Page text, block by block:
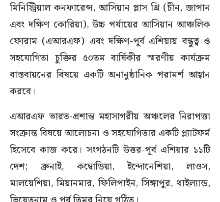
মিনিস্ট্রিয়াল কনফারেন্স, আসিয়ান প্লাস থ্রি (চীন, জাপান
এবং দক্ষিণ কোরিয়া), উচ্চ পর্যায়ের আসিয়ান আঞ্চলিক
ফোরাম (এআরএফ) এবং দক্ষিণ-পূর্ব এশিয়ায় বন্ধুত্ব ও
সহযোগিতা চুক্তির ৫০তম বার্ষিকীর স্মরণীয় কার্যক্রম
বাস্তবায়নের বিষয়ে একটি অনানুষ্ঠানিক পরামর্শ আহ্বান
করবে।
এআরএফ ভারত-প্রশান্ত মহাসাগরীয় অঞ্চলের নিরাপত্তা
সংক্রান্ত বিষয়ে আলোচনা ও সহযোগিতার একটি প্ল্যাটফর্ম
হিসেবে কাজ করে। সংগঠনটি উত্তর-পূর্ব এশিয়ার ১১টি
দেশ; ব্রুনাই, কম্বোডিয়া, ইন্দোনেশিয়া, লাওস,
মালয়েশিয়া, মিয়ানমার, ফিলিপাইন, সিঙ্গাপুর, থাইল্যান্ড,